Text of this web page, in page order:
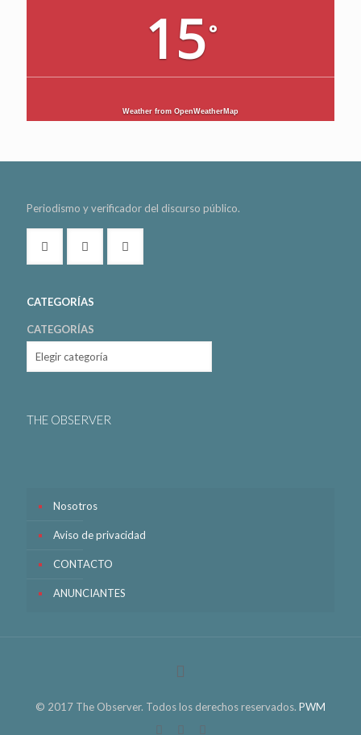
15°
Weather from OpenWeatherMap
Periodismo y verificador del discurso público.
CATEGORÍAS
CATEGORÍAS
THE OBSERVER
Nosotros
Aviso de privacidad
CONTACTO
ANUNCIANTES
© 2017 The Observer. Todos los derechos reservados. PWM